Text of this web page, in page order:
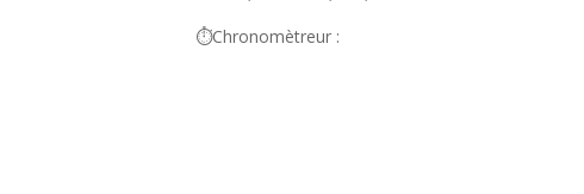
⏱️Chronomètreur :